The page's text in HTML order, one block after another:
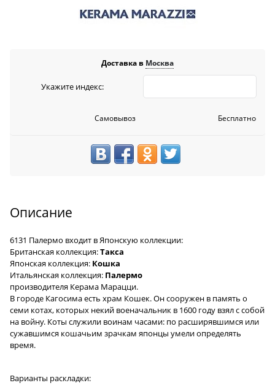
Доставка в Москва
Укажите индекс:
Самовывоз Бесплатно
Описание
6131 Палермо входит в Японскую коллекции:
Британская коллекция:Такса
Японская коллекция: Кошка
Итальянская коллекция: Палермо
производителя Керама Марацци.
В городе Кагосима есть храм Кошек. Он сооружен в память о
семи котах, которых некий военачальник в 1600 году взял с собой
на войну. Коты служили воинам часами: по расширявшимся или
сужавшимся кошачьим зрачкам японцы умели определять
время.
Варианты раскладки: